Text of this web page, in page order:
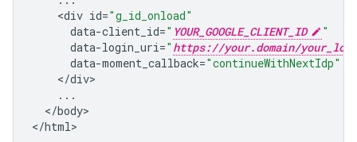
<div id="g_id_onload"
data-client_id=" YOUR_GOOGLE_CLIENT_ID
"
data-login_uri=" https://your.domain/
data-moment_callback="continueWithNextIdp"
</div
...
</body>
</html